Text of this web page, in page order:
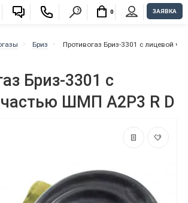
0 ЗАЯВКА
Бриз Противогаз Бриз-3301 с лицевой
Бриз-3301 с
ШМП А2P3 R D